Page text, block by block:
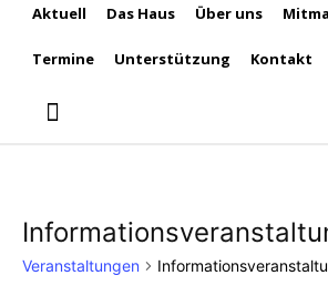
Aktuell Das Haus Über uns
Termine Unterstützung Kontakt
Veranstaltungen